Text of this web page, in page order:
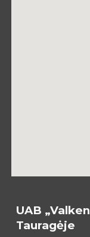
UAB
Tauragėje